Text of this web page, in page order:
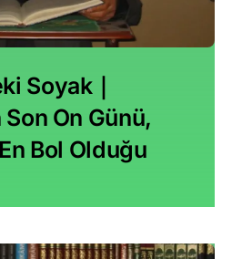
Soyak｜
Son On Günü,
Bol Olduğu